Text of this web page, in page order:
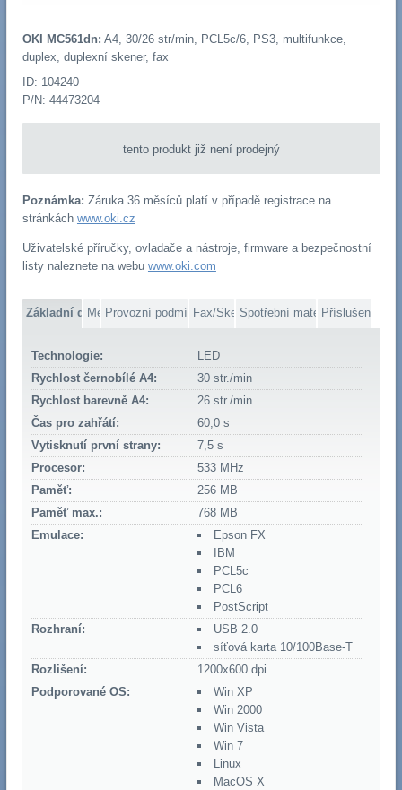
OKI MC561dn: A4, 30/26 str/min, PCL5c/6, PS3, multifunkce,
duplex, duplexní skener, fax
ID: 104240
P/N: 44473204
tento produkt již není prodejný
Poznámka: Záruka 36 měsíců platí v případě registrace na
stránkách www.oki.cz
Uživatelské příručky, ovladače a nástroje, firmware a bezpečnostní
listy naleznete na webu www.oki.com
Základní dataMédiaProvozní podmínkyFax/SkenerSpotřební materiálPříslušenství
Technologie:
LED
Rychlost černobílé A4:
30 str./min
Rychlost barevně A4:
26 str./min
Čas pro zahřátí:
60,0 s
Vytisknutí první strany:
7,5 s
Procesor:
533 MHz
Paměť:
256 MB
Paměť max.:
768 MB
Emulace:
Epson FX
IBM
PCL5c
PCL6
PostScript
Rozhraní:
USB 2.0
síťová karta 10/100Base-T
Rozlišení:
1200x600 dpi
Podporované OS:
Win XP
Win 2000
Win Vista
Win 7
Linux
MacOS X